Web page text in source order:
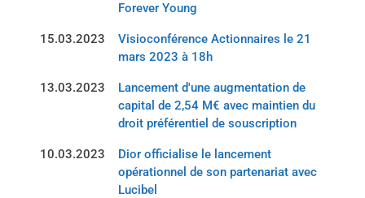
Forever Young
15.03.2023
Visioconférence Actionnaires le 21
mars 2023 à 18h
13.03.2023
Lancement d'une augmentation de
capital de 2,54 M€ avec maintien du
droit préférentiel de souscription
10.03.2023
Dior officialise le lancement
opérationnel de son partenariat avec
Lucibel